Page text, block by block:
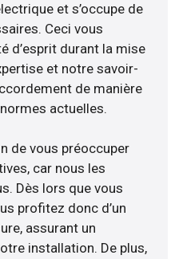
et s’occupe de
Ceci vous
d’esprit durant la mise
et notre savoir-
de manière
actuelles.
de vous préoccuper
car nous les
Dès lors que vous
profitez donc d’un
assurant un
installation. De plus,